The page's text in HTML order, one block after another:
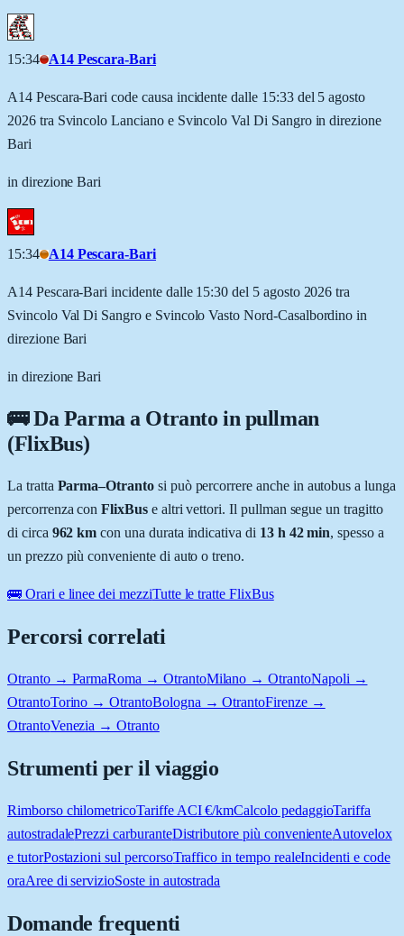
15:34 A14 Pescara-Bari
A14 Pescara-Bari code causa incidente dalle 15:33 del 5 agosto
2026 tra Svincolo Lanciano e Svincolo Val Di Sangro in direzione
Bari
in direzione Bari
15:34 A14 Pescara-Bari
A14 Pescara-Bari incidente dalle 15:30 del 5 agosto 2026 tra
Svincolo Val Di Sangro e Svincolo Vasto Nord-Casalbordino in
direzione Bari
in direzione Bari
🚌 DaParmaa Otranto in pullman
(FlixBus)
La tratta Parma–Otrantosi può percorrere anche in autobus a lunga
percorrenza conFlixBuse altri vettori. Il pullman segue un tragitto
di circa 962 km con una durata indicativa di 13 h 42 min, spesso a
un prezzo più conveniente di auto o treno.
🚌 Orari e linee dei mezziTutte le tratte FlixBus
Percorsi correlati
Otranto → ParmaRoma → OtrantoMilano → OtrantoNapoli →
OtrantoTorino → OtrantoBologna → OtrantoFirenze →
OtrantoVenezia → Otranto
Strumenti per il viaggio
Rimborso chilometricoTariffe ACI €/kmCalcolo pedaggioTariffa
autostradalePrezzi carburanteDistributore più convenienteAutovelox
e tutorPostazioni sul percorsoTraffico in tempo realeIncidenti e code
oraAree di servizioSoste in autostrada
Domande frequenti